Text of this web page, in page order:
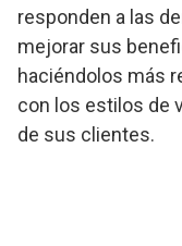
responden a las
mejorar sus
haciéndolos más
con los estilos de
de sus clientes.